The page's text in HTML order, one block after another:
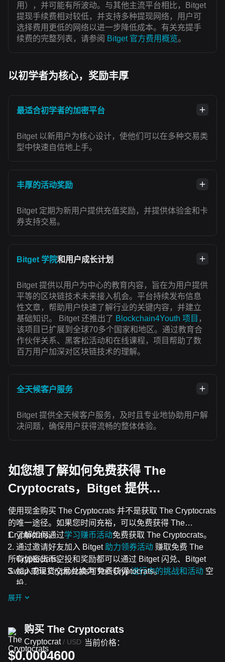
用），并可能有所波动。与其他主流平台相比，Bitget
提现手续费相对较低，并支持多种提现网络，用户可
选择费用更低的网络以进一步降低成本。有关充提手
续费的完整列表，请参阅 Bitget 官方费用概览。
以初学者为核心，奖励丰厚
最适合初学者的加密平台
Bitget 以新用户为核心设计，使他们可以在多种交易类
型中快速自信地上手。
丰厚的活动奖励
Bitget 定期为新用户提供充值奖励，并提供体验金和卡
券支持交易。
Bitget 学院和用户成长计划
Bitget 提供以用户为中心的教育内容，旨在为用户提供
平等的区块链技术未来接入机会。平台持续发布信息
性文章，帮助用户快速了解行业的关键内容，并建立
基础知识。 Bitget 还推出了 Blockchain4Youth 项目 ，
该项目已扩展到全球70多个国家和地区。通过教育合
作伙伴关系、黑客松活动和在线课程，项目帮助了数
百万用户加深对区块链技术的理解。
全天候客户服务
Bitget 提供全天候客户服务，及时且专业地协助用户解
决问题，确保用户获得流畅的整体体验。
如您想了解如何免费获得 The
Cryptocrats，Bitget 提供…
使用现金购买 The Cryptocrats 并不是获取 The Cryptocrats
的唯一途径。如果您时间充裕，可以免费获得 The
Cryptocrats。
了解如何通过学习赚币活动免费获取 The Cryptocrats。
通过邀请好友加入 Bitget 助力领券活动 赚取免费 The
Cryptocrats。
加入The Cryptocrats可免费获得进行中的挑战和活动 空
投。
所有加密货币空投和奖励都可以通过 Bitget 闪兑、Bitget
Swap 或现货交易兑换为 The Cryptocrats。
展开
购买 The Cryptocrats
Cryptocrat / USD 当前价格：
$0.0004600